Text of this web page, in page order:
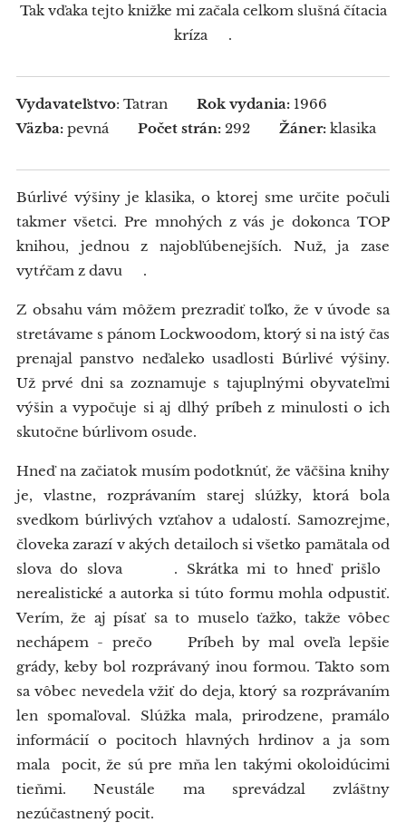
Tak vďaka tejto knižke mi začala celkom slušná čítacia
kríza 🙈.
Vydavateľstvo: Tatran Rok vydania: 1966
Väzba: pevná Počet strán: 292 Žáner: klasika
Búrlivé výšiny je klasika, o ktorej sme určite počuli
takmer všetci. Pre mnohých z vás je dokonca TOP
knihou, jednou z najobľúbenejších. Nuž, ja zase
vytŕčam z davu 🤷‍♀.
Z obsahu vám môžem prezradiť toľko, že v úvode sa
stretávame s pánom Lockwoodom, ktorý si na istý čas
prenajal panstvo neďaleko usadlosti Búrlivé výšiny.
Už prvé dni sa zoznamuje s tajuplnými obyvateľmi
výšin a vypočuje si aj dlhý príbeh z minulosti o ich
skutočne búrlivom osude.
Hneď na začiatok musím podotknúť, že väčšina knihy
je, vlastne, rozprávaním starej slúžky, ktorá bola
svedkom búrlivých vzťahov a udalostí. Samozrejme,
človeka zarazí v akých detailoch si všetko pamätala od
slova do slova 🤦‍♀😂. Skrátka mi to hneď prišlo
nerealistické a autorka si túto formu mohla odpustiť.
Verím, že aj písať sa to muselo ťažko, takže vôbec
nechápem - prečo❓ Príbeh by mal oveľa lepšie
grády, keby bol rozprávaný inou formou. Takto som
sa vôbec nevedela vžiť do deja, ktorý sa rozprávaním
len spomaľoval. Slúžka mala, prirodzene, pramálo
informácií o pocitoch hlavných hrdinov a ja som
mala pocit, že sú pre mňa len takými okoloidúcimi
tieňmi. Neustále ma sprevádzal zvláštny
nezúčastnený pocit.